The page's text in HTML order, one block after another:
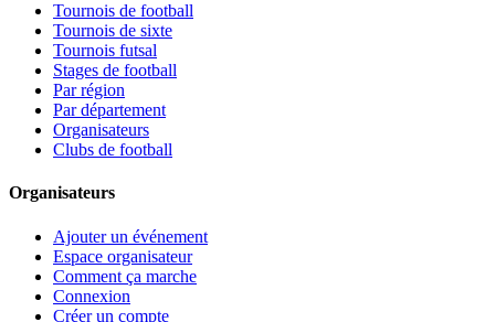
Tournois de football
Tournois de sixte
Tournois futsal
Stages de football
Par région
Par département
Organisateurs
Clubs de football
Organisateurs
Ajouter un événement
Espace organisateur
Comment ça marche
Connexion
Créer un compte